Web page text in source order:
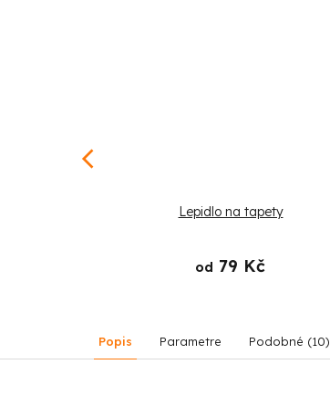
Lepidlo na tapety
od 79 Kč
Popis Parametre Podobné (10)